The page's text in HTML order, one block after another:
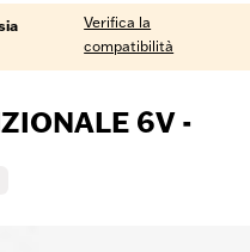
Verifica la
compatibilità
6V -